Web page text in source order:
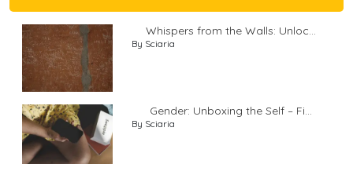
Whispers from the Walls: Unloc...
By Sciaria
Gender: Unboxing the Self – Fi...
By Sciaria